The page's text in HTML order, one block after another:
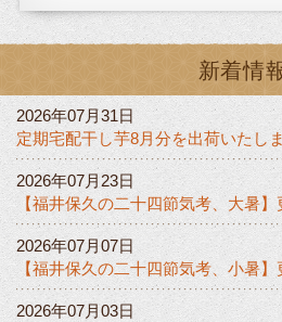
新着情
2026年07月31日
定期宅配干し芋8月分を出荷いたし
2026年07月23日
【福井保久の二十四節気考、大暑】
2026年07月07日
【福井保久の二十四節気考、小暑】
2026年07月03日